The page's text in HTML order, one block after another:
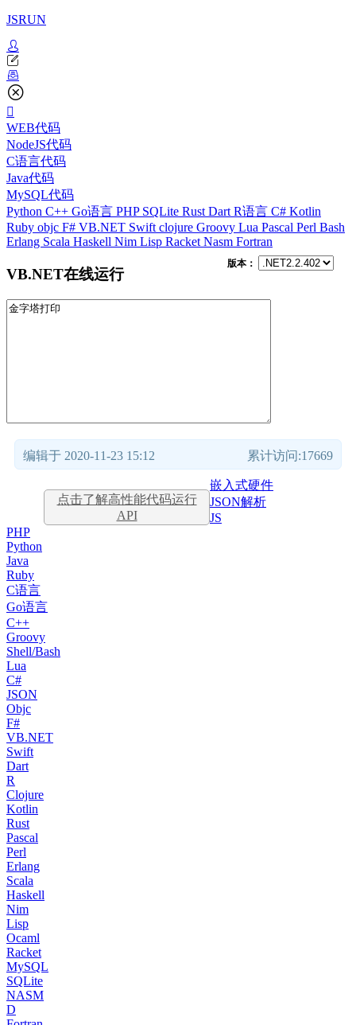
JSRUN
WEB代码
NodeJS代码
C语言代码
Java代码
MySQL代码
Python C++ Go语言 PHP SQLite Rust Dart R语言 C# Kotlin
Ruby objc F# VB.NET Swift clojure Groovy Lua Pascal Perl Bash
Erlang Scala Haskell Nim Lisp Racket Nasm Fortran
VB.NET在线运行
版本：
编辑于 2020-11-23 15:12 累计访问:17669
点击了解高性能代码运行
API
嵌入式硬件
JSON解析
JS
PHP
Python
Java
Ruby
C语言
Go语言
C++
Groovy
Shell/Bash
Lua
C#
JSON
Objc
F#
VB.NET
Swift
Dart
R
Clojure
Kotlin
Rust
Pascal
Perl
Erlang
Scala
Haskell
Nim
Lisp
Ocaml
Racket
MySQL
SQLite
NASM
D